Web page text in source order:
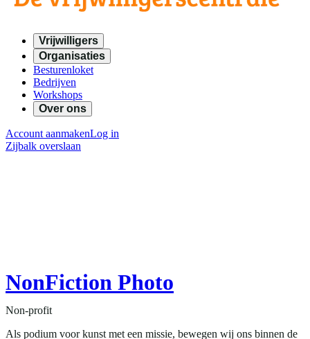
Vrijwilligers
Organisaties
Besturenloket
Bedrijven
Workshops
Over ons
Account aanmakenLog in
Zijbalk overslaan
NonFiction Photo
Non-profit
Als podium voor kunst met een missie, bewegen wij ons binnen de